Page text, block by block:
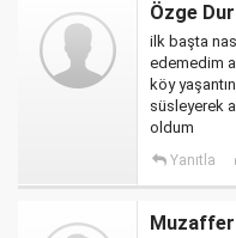
Özge
ilk başta
edemedim
köy
süsleyerek
oldum
Yanıtla
Muzaffer